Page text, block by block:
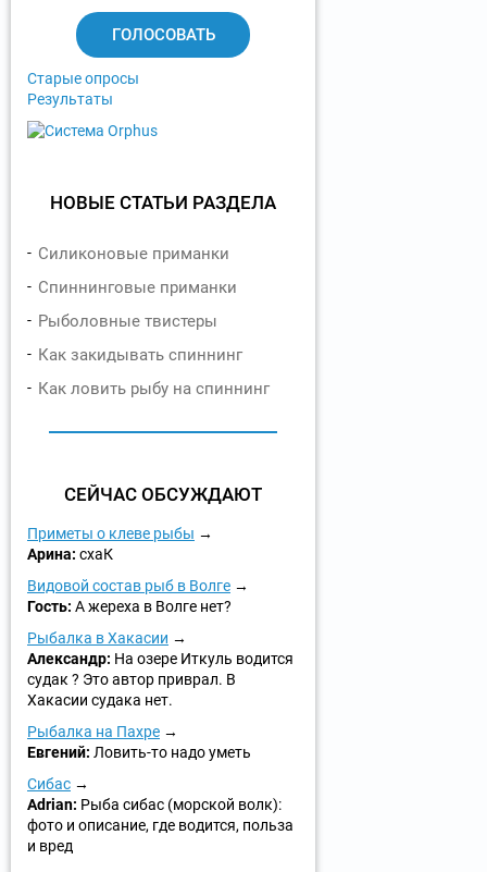
Старые опросы
Результаты
НОВЫЕ СТАТЬИ РАЗДЕЛА
Силиконовые приманки
Спиннинговые приманки
Рыболовные твистеры
Как закидывать спиннинг
Как ловить рыбу на спиннинг
СЕЙЧАС ОБСУЖДАЮТ
Приметы о клеве рыбы
Арина: схаК
Видовой состав рыб в Волге
Гость: А жереха в Волге нет?
Рыбалка в Хакасии
Александр: На озере Иткуль водится
судак ? Это автор приврал. В
Хакасии судака нет.
Рыбалка на Пахре
Евгений: Ловить-то надо уметь
Сибас
Adrian: Рыба сибас (морской волк):
фото и описание, где водится, польза
и вред